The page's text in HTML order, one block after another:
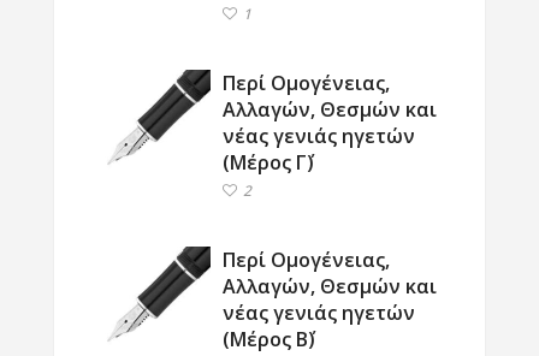
1
Περί Ομογένειας,
Αλλαγών, Θεσμών και
νέας γενιάς ηγετών
(Μέρος Γ΄)
2
Περί Ομογένειας,
Αλλαγών, Θεσμών και
νέας γενιάς ηγετών
(Μέρος Β΄)